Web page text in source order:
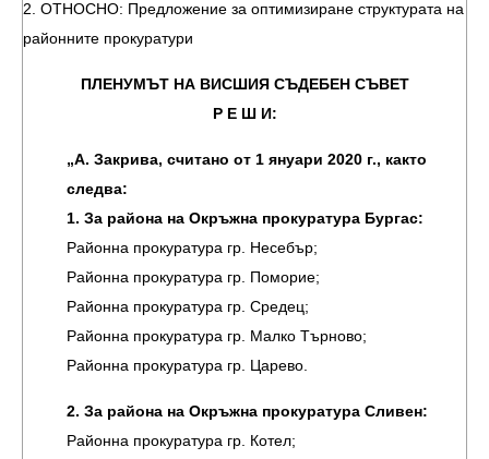
2. ОТНОСНО: Предложение за оптимизиране структурата на
районните прокуратури
ПЛЕНУМЪТ НА ВИСШИЯ СЪДЕБЕН СЪВЕТ
Р Е Ш И:
„А. Закрива, считано от 1 януари 2020 г., както
следва:
1. За района на Окръжна прокуратура Бургас:
Районна прокуратура гр. Несебър;
Районна прокуратура гр. Поморие;
Районна прокуратура гр. Средец;
Районна прокуратура гр. Малко Търново;
Районна прокуратура гр. Царево.
2. За района на Окръжна прокуратура Сливен:
Районна прокуратура гр. Котел;